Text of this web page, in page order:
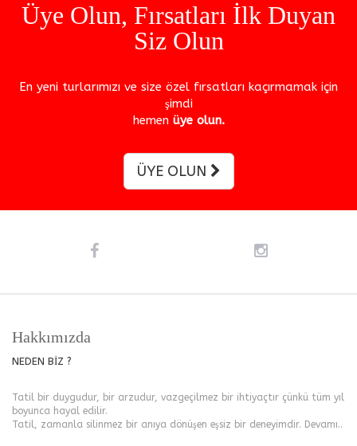
Üye Olun, Fırsatları İlk Duyan
Siz Olun
En yeni turlarımızı ve size özel fırsatları kaçırmamak için
şimdi
hemen üye olun.
ÜYE OLUN
Hakkımızda
NEDEN BİZ ?
Tatil bir duygudur, bir arzudur, vazgeçilmez bir ihtiyaçtır çünkü tüm yıl
boyunca hayal edilir.
Tatil, zamanla silinmez bir anıya dönüşen eşsiz bir deneyimdir. Devamı..